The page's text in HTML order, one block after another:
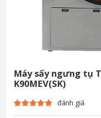
Máy sấy ngưng tụ
K90MEV(SK)
đánh giá